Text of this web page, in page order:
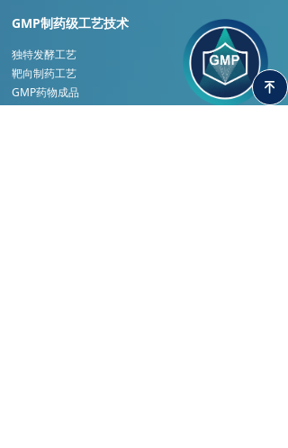
GMP制药级工艺技术
独特发酵工艺
靶向制药工艺
GMP药物成品
녠